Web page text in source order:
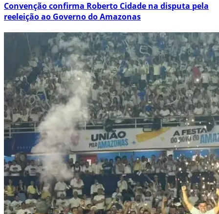
Convenção confirma Roberto Cidade na disputa pela
reeleição ao Governo do Amazonas